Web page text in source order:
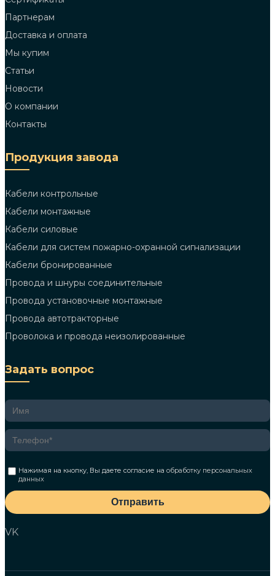
Партнерам
Доставка и оплата
Мы купим
Статьи
Новости
О компании
Контакты
Продукция завода
Кабели контрольные
Кабели монтажные
Кабели силовые
Кабели для систем пожарно-охранной сигнализации
Кабели бронированные
Провода и шнуры соединительные
Провода установочные монтажные
Провода автотракторные
Проволока и провода неизолированные
Задать вопрос
Нажимая на кнопку, Вы даете согласие наобработку персональных
данных
Отправить
VK